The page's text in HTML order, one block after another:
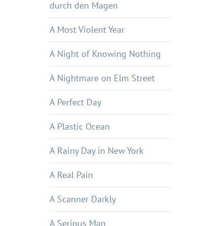
durch den Magen
A Most Violent Year
A Night of Knowing Nothing
A Nightmare on Elm Street
A Perfect Day
A Plastic Ocean
A Rainy Day in New York
A Real Pain
A Scanner Darkly
A Serious Man